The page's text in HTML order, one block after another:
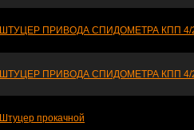
ШТУЦЕР ПРИВОДА СПИДОМЕТРА КПП 4/2
ШТУЦЕР ПРИВОДА СПИДОМЕТРА КПП 4/2
Штуцер прокачной